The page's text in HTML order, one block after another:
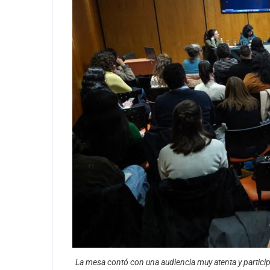
La mesa contó con una audiencia muy atenta y